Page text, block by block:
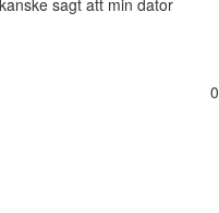
sagt att min dator
0